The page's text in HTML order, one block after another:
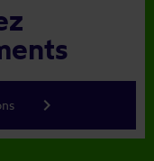
keyboard_arrow_right